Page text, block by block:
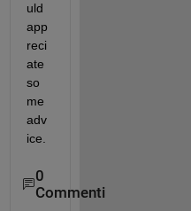
uld
app
reci
ate
so
me
adv
ice.
0
Commenti